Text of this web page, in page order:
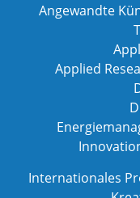
Angewandte
Applied
Internationales